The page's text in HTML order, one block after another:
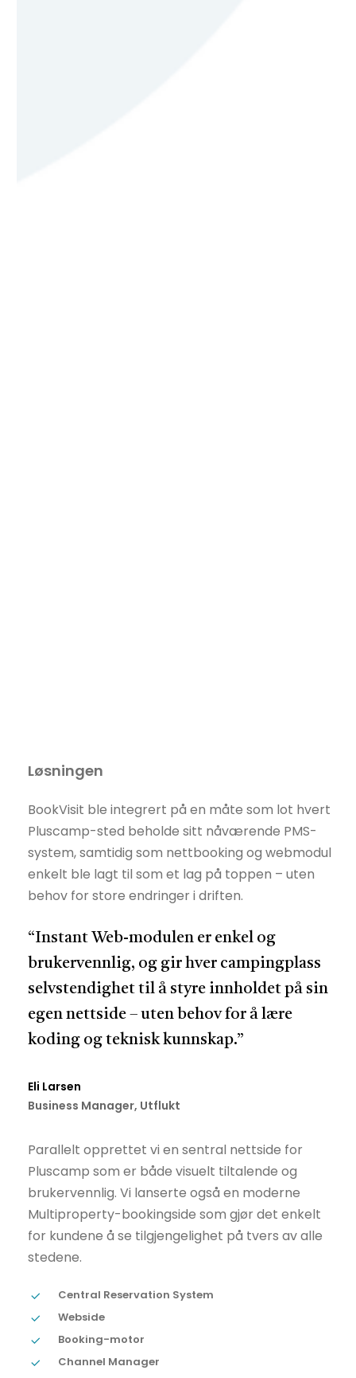
Løsningen
BookVisit ble integrert på en måte som lot hvert
Pluscamp-sted beholde sitt nåværende PMS-
system, samtidig som nettbooking og webmodul
enkelt ble lagt til som et lag på toppen – uten
behov for store endringer i driften.
“Instant Web-modulen er enkel og
brukervennlig, og gir hver campingplass
selvstendighet til å styre innholdet på sin
egen nettside – uten behov for å lære
koding og teknisk kunnskap.”
Eli Larsen
Business Manager, Utflukt
Parallelt opprettet vi en sentral nettside for
Pluscamp som er både visuelt tiltalende og
brukervennlig. Vi lanserte også en moderne
Multiproperty-bookingside som gjør det enkelt
for kundene å se tilgjengelighet på tvers av alle
stedene.
Central Reservation System
Webside
Booking-motor
Channel Manager